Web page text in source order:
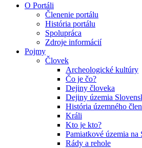
O Portáli
Členenie portálu
História portálu
Spolupráca
Zdroje informácií
Pojmy
Človek
Archeologické kultúry
Čo je čo?
Dejiny človeka
Dejiny územia
História územného
Králi
Kto je kto?
Pamiatkové územia na
Rády a rehole